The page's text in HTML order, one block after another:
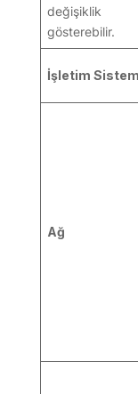
değişiklik
gösterebilir.
İşletim
Ağ